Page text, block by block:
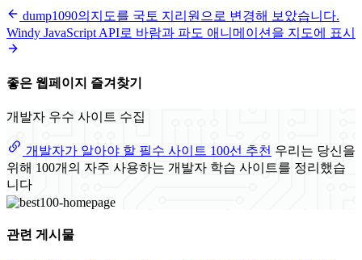
dump1090의지도를 국토 지리원으로 변경해 보았습니다.
Windy JavaScript API로 바람과 파도 애니메이션을 지도에 표시
좋은 웹페이지 즐겨찾기
개발자 우수 사이트 수집
개발자가 알아야 할 필수 사이트 100선 추천 우리는 당신을
위해 100개의 자주 사용하는 개발자 학습 사이트를 정리했습
니다
관련 게시물